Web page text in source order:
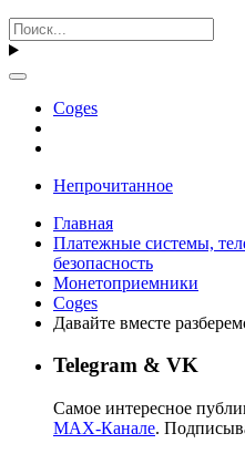
Coges
Непрочитанное
Главная
Платежные системы,
безопасность
Монетоприемники
Coges
Давайте вместе
Telegram & VK
Самое интересное
MAX-Канале.